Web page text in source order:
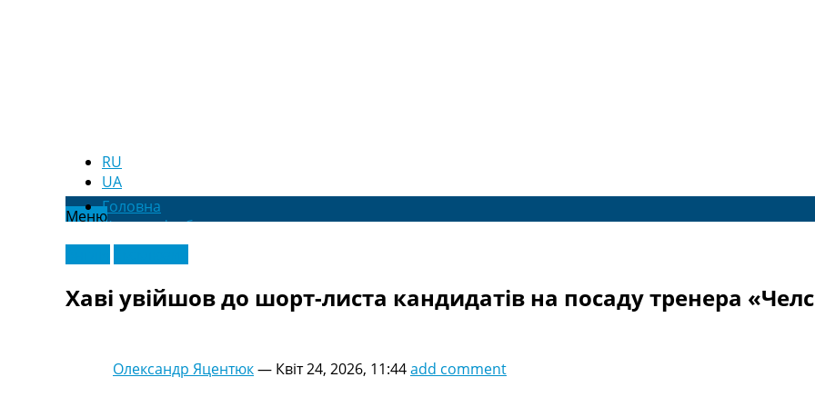
RU
UA
МенюГоловна
Новини футболу
Відео
Новини футболу України
Футбольні трансфери
Останні коментарі
Рейтінги
Хаві увійшов до шорт-листа кандидатів на посаду тренера
Олександр Яцентюк— Квіт 24, 2026, 11:44add comment